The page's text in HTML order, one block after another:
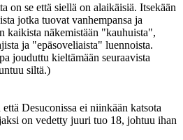
on se että siellä on alaikäisiä. Itsekään
jotka tuovat vanhempansa ja
kaikista näkemistään "kauhuista",
ja "epäsoveliaista" luennoista.
jouduttu kieltämään seuraavista
siltä.)
Desuconissa ei niinkään katsota
on vedetty juuri tuo 18, johtuu ihan